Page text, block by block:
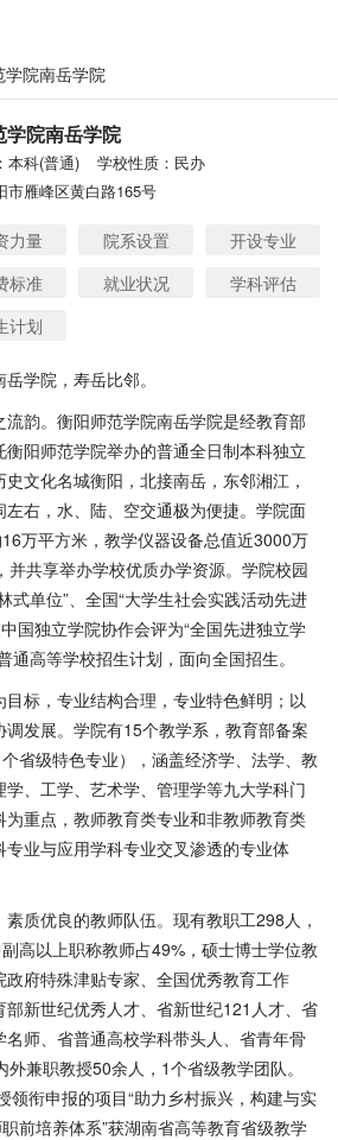
学院南岳学院
学院南岳学院
本科(普通)
学校性质：民办
市雁峰区黄白路165号
力量 院系设置
开设专业
标准 就业状况
学科评估
计划
学院，寿岳比邻。
韵。衡阳师范学院南岳学院是经教育部
阳师范学院举办的普通全日制本科独立
文化名城衡阳，北接南岳，东邻湘江，
右，水、陆、空交通极为便捷。学院面
万平方米，教学仪器设备总值近3000万
并共享举办学校优质办学资源。学院校园
式单位”、全国“大学生社会实践活动先进
国独立学院协作会评为“全国先进独立学
通高等学校招生计划，面向全国招生。
标，专业结构合理，专业特色鲜明；以
发展。学院有15个教学系，教育部备案
省级特色专业），涵盖经济学、法学、教
、工学、艺术学、管理学等九大学科门
重点，教师教育类专业和非教师教育类
业与应用学科专业交叉渗透的专业体
质优良的教师队伍。现有教职工298人，
高以上职称教师占49%，硕士博士学位教
府特殊津贴专家、全国优秀教育工作
新世纪优秀人才、省新世纪121人才、省
师、省普通高校学科带头人、省青年骨
兼职教授50余人，1个省级教学团队。
领衔申报的项目“助力乡村振兴，构建与实
前培养体系”获湖南省高等教育省级教学